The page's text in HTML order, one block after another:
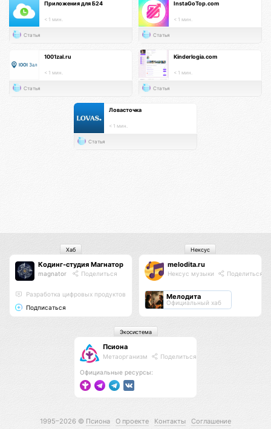
Приложения для Б24
< 1 мин.
Статья
InstaGoTop.com
< 1 мин.
Статья
1001zal.ru
< 1 мин.
Статья
Kinderlogia.com
< 1 мин.
Статья
Ловасточка
< 1 мин.
Статья
Кодинг-студия Магнатор
magnator Поделиться
Разработка цифровых продуктов
Подписаться
Хаб
melodita.ru
Нексус музыки Поделиться
Мелодита
Официальный хаб
Нексус
Псиона
Метаорганизм Поделиться
Официальные ресурсы:
Экосистема
1995–2026 © Псиона О проекте Контакты Соглашение